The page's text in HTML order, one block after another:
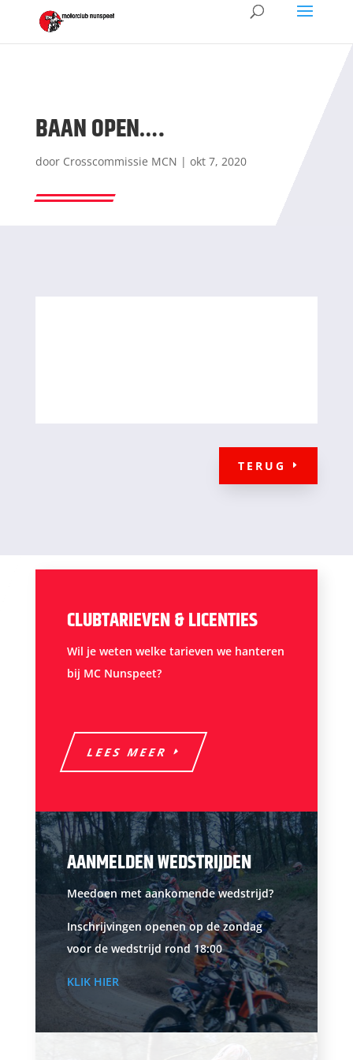
BAAN OPEN….
door Crosscommissie MCN | okt 7, 2020
TERUG
CLUBTARIEVEN & LICENTIES
Wil je weten welke tarieven we hanteren
bij MC Nunspeet?
LEES MEER
AANMELDEN WEDSTRIJDEN
Meedoen met aankomende wedstrijd?
Inschrijvingen openen op de zondag
voor de wedstrijd rond 18:00
KLIK HIER